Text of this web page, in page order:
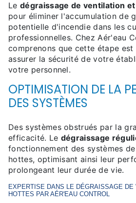
Le dégraissage de ventilation
pour éliminer l'accumulation de
potentielle d'incendie dans les
professionnelles. Chez Aér'eau
comprenons que cette étape est
assurer la sécurité de votre
votre personnel.
OPTIMISATION DE LA
DES SYSTÈMES
Des systèmes obstrués par la
efficacité. Le dégraissage
fonctionnement des systèmes
hottes, optimisant ainsi leur
prolongeant leur durée de vie.
EXPERTISE DANS LE DÉGRAISSAGE
HOTTES PAR AÉR'EAU CONTROL